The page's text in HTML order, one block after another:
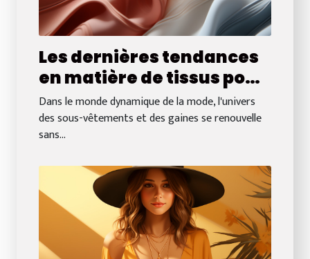
Les dernières tendances
en matière de tissus pour
bodies sculptants
Dans le monde dynamique de la mode, l'univers
des sous-vêtements et des gaines se renouvelle
sans...